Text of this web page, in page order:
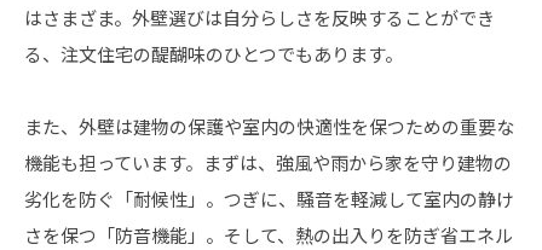
はさまざま。外壁選びは自分らしさを反映することができ
る、注文住宅の醍醐味のひとつでもあります。
また、外壁は建物の保護や室内の快適性を保つための重要な
機能も担っています。まずは、強風や雨から家を守り建物の
劣化を防ぐ「耐候性」。つぎに、騒音を軽減して室内の静け
さを保つ「防音機能」。そして、熱の出入りを防ぎ省エネル